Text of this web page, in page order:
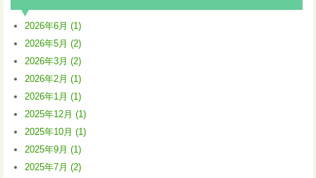
2026年6月 (1)
2026年5月 (2)
2026年3月 (2)
2026年2月 (1)
2026年1月 (1)
2025年12月 (1)
2025年10月 (1)
2025年9月 (1)
2025年7月 (2)